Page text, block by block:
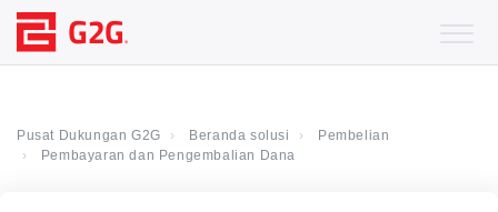
Pusat Dukungan G2G Beranda solusi
Pembelian
Pembayaran dan Pengembalian Dana